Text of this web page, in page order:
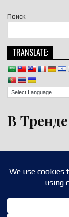
Поиск
TRANSLATE:
В Тренде